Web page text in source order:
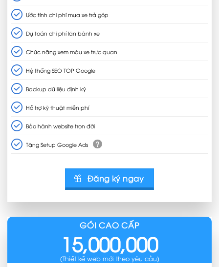
Ước tính chi phí mua xe trả góp
Dự toán chi phí lăn bánh xe
Chức năng xem màu xe trực quan
Hệ thống SEO TOP Google
Backup dữ liệu định kỳ
Hỗ trợ kỹ thuật miễn phí
Bảo hành website trọn đời
Tặng Setup Google Ads ?
Đăng ký ngay
GÓI CAO CẤP
15,000,000
(Thiết kế web mới theo yêu cầu)